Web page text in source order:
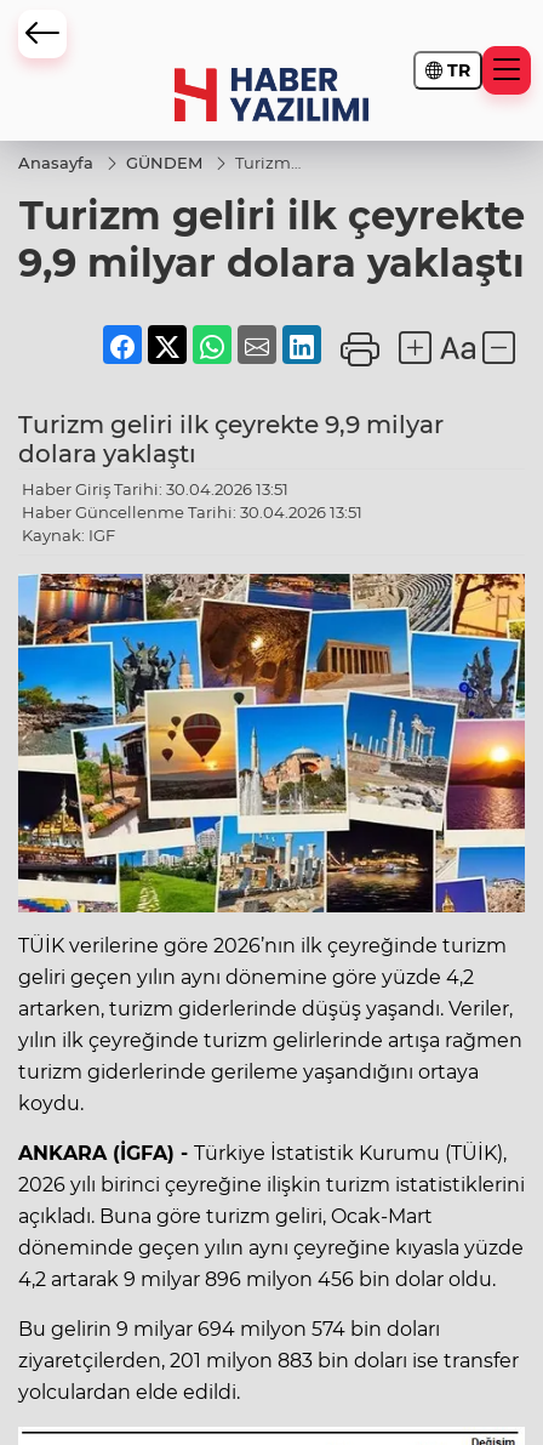
TR
Anasayfa GÜNDEM
Turizm
çeyrekte
9,9
dolara
yaklaştı
Turizm geliri ilk çeyrekte
9,9 milyar dolara yaklaştı
Turizm geliri ilk çeyrekte 9,9 milyar
dolara yaklaştı
Haber Giriş Tarihi: 30.04.2026 13:51
Haber Güncellenme Tarihi: 30.04.2026 13:51
Kaynak: IGF
TÜİK verilerine göre 2026’nın ilk çeyreğinde turizm
geliri geçen yılın aynı dönemine göre yüzde 4,2
artarken, turizm giderlerinde düşüş yaşandı. Veriler,
yılın ilk çeyreğinde turizm gelirlerinde artışa rağmen
turizm giderlerinde gerileme yaşandığını ortaya
koydu.
ANKARA (İGFA) - Türkiye İstatistik Kurumu (TÜİK),
2026 yılı birinci çeyreğine ilişkin turizm istatistiklerini
açıkladı. Buna göre turizm geliri, Ocak-Mart
döneminde geçen yılın aynı çeyreğine kıyasla yüzde
4,2 artarak 9 milyar 896 milyon 456 bin dolar oldu.
Bu gelirin 9 milyar 694 milyon 574 bin doları
ziyaretçilerden, 201 milyon 883 bin doları ise transfer
yolculardan elde edildi.